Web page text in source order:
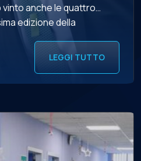
vinto anche le quattro
edizione della
dagli altissimi contenuti,
evento del 2026, però,
LEGGI TUTTO